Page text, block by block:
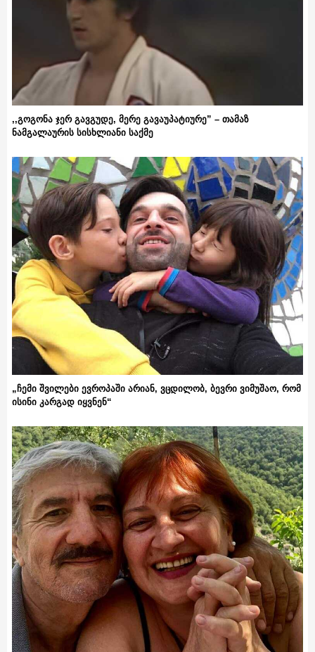
,,გოგონა ჯერ გავგუდე, მერე გავაუპატიურე” – თამაზ
ნამგალაურის სისხლიანი საქმე
„ჩემი შვილები ევროპაში არიან, ვცდილობ, ბევრი ვიმუშაო, რომ
ისინი კარგად იყვნენ“